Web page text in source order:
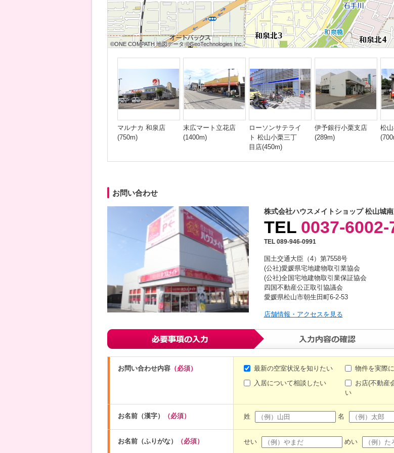
©ONE COMPATH 地図データ ©GeoTechnologies Inc.
©ONE COMPATH 地図データ ©GeoTechnologies Inc.
©ONE COMPATH 地図データ ©GeoTechnologies Inc.
©ONE COMPATH 地図データ ©GeoTechnologies Inc.
©ONE COMPATH 地図データ ©GeoTechnologies Inc.
©ONE COMPATH 地図データ ©GeoTechnologies Inc.
©ONE COMPATH 地図データ ©GeoTechnologies Inc.
©ONE COMPATH 地図データ ©GeoTechnologies Inc.
©ONE COMPATH 地図データ ©GeoTechnologies Inc.
マルナカ 和泉店
(750m)
末広マート立花店
(1400m)
ローソンサテライ
ト 松山小栗三丁
目店(450m)
伊予銀行小栗支店
(289m)
松
お問い合わせ
株式会社ハウスメイトショップ 松山城
TEL 0037-6002-
TEL 089-946-0991
国土交通大臣（4）第7558号
(公社)愛媛県宅地建物取引業協会
(公社)全国宅地建物取引業保証協会
四国不動産公正取引協議会
愛媛県松山市朝生田町6-2-53
店舗情報・アクセスを見る
お問い合わせ内容（必須） 最新の空室状況を知りたい 物件を実際
入居について相談したい
お店(不動産
い
お名前（漢字） （必須） 姓 名
お名前（ふりがな） （必須） せい めい